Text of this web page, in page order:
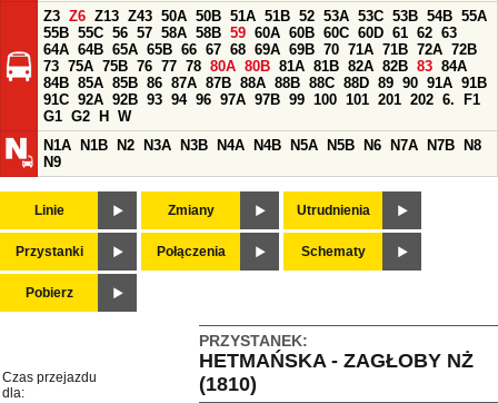
Z3 Z6 Z13 Z43 50A 50B 51A 51B 52 53A 53C 53B 54B 55A
55B 55C 56 57 58A 58B 59 60A 60B 60C 60D 61 62 63
64A 64B 65A 65B 66 67 68 69A 69B 70 71A 71B 72A 72B
73 75A 75B 76 77 78 80A 80B 81A 81B 82A 82B 83 84A
84B 85A 85B 86 87A 87B 88A 88B 88C 88D 89 90 91A 91B
91C 92A 92B 93 94 96 97A 97B 99 100 101 201 202 6.
F1
G1 G2 H
W
N1A
N1B N2 N3A N3B N4A N4B N5A N5B N6 N7A N7B
N8
N9
Linie Zmiany Utrudnienia
Przystanki Połączenia Schematy
Pobierz
PRZYSTANEK:
HETMAŃSKA - ZAGŁOBY NŻ
(1810)
Czas przejazdu
dla: